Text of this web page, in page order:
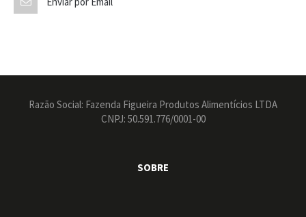
Razão Social: Fazenda Figueira Produtos Alimentícios LTDA
CNPJ: 50.591.776/0001-00
SOBRE